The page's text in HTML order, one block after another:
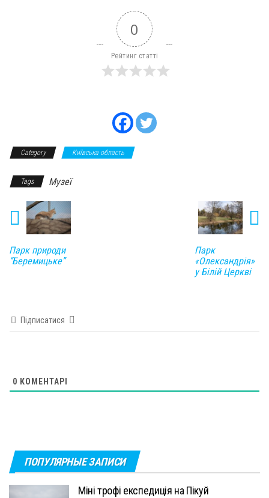
0
Рейтинг статті
Category Київська область
Tags Музеї
Парк природи
“Беремицьке”
Парк
«Олександрія»
у Білій Церкві
Підписатися
0 КОМЕНТАРІ
ПОПУЛЯРНЫЕ ЗАПИСИ
Міні трофі експедиція на Пікуй